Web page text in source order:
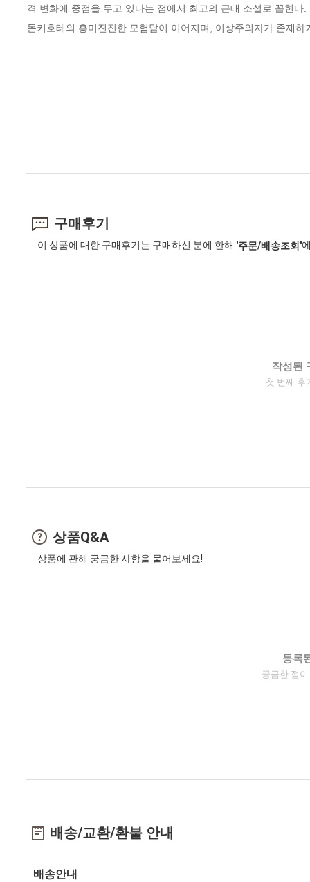
격 변화에 중점을 두고 있다는 점에서 최고의 근대 소설로 꼽힌다.
돈키호테의 흥미진진한 모험담이 이어지며, 이상주의자가 존재
구매후기
이 상품에 대한 구매후기는 구매하신 분에 한해 '주문/배송조회'
작성된
첫 번째 후
상품Q&A
상품에 관해 궁금한 사항을 물어보세요!
등록
궁금한 점
배송/교환/환불 안내
배송안내